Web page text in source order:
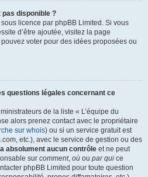
pas disponible ?
licence par phpBB Limited. Si vous
d’être ajoutée, visitez la page
voter pour des idées proposées ou
questions légales concernant ce
de la liste « L’équipe du
alors prenez contact avec le propriétaire
sur whois) ou si un service gratuit est
etc.), avec le service de gestion ou des
absolument aucun contrôle et ne peut
sur comment, où ou par qui ce
phpBB Limited pour toute question